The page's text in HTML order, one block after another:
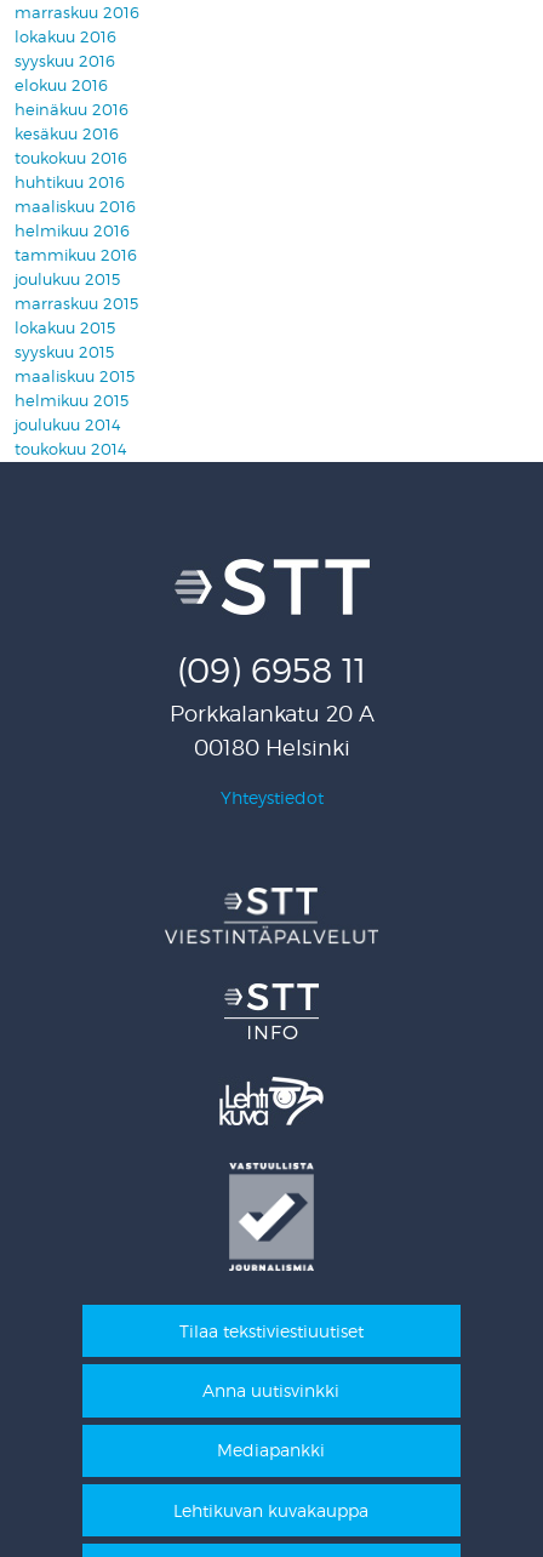
marraskuu 2016
lokakuu 2016
syyskuu 2016
elokuu 2016
heinäkuu 2016
kesäkuu 2016
toukokuu 2016
huhtikuu 2016
maaliskuu 2016
helmikuu 2016
tammikuu 2016
joulukuu 2015
marraskuu 2015
lokakuu 2015
syyskuu 2015
maaliskuu 2015
helmikuu 2015
joulukuu 2014
toukokuu 2014
(09) 6958 11
Porkkalankatu 20 A
00180 Helsinki
Yhteystiedot
Tilaa tekstiviestiuutiset
Anna uutisvinkki
Mediapankki
Lehtikuvan kuvakauppa